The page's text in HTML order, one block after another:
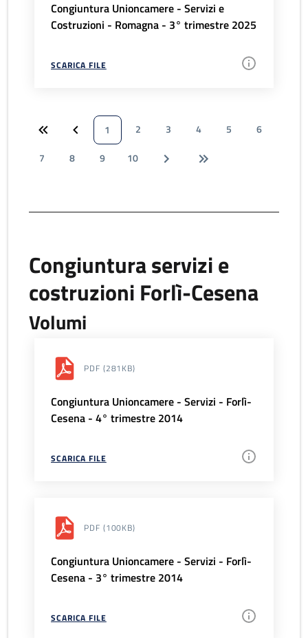
Congiuntura Unioncamere - Servizi e
Costruzioni - Romagna - 3° trimestre 2025
SCARICA FILE
1 2 3 4 5
6
7
8 9 10
Congiuntura servizi e
costruzioni Forlì-Cesena
Volumi
PDF (281KB)
Congiuntura Unioncamere - Servizi - Forlì-
Cesena - 4° trimestre 2014
SCARICA FILE
PDF (100KB)
Congiuntura Unioncamere - Servizi - Forlì-
Cesena - 3° trimestre 2014
SCARICA FILE